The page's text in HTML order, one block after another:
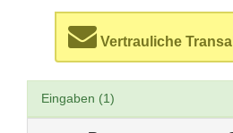
Vertrauliche
Eingaben (1)